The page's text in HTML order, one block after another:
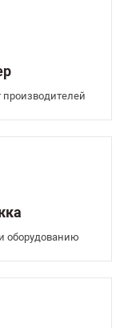
оборудованию